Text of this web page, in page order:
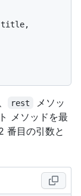
rest
メソッ
メソッドを最
番目の引数と